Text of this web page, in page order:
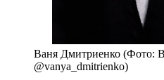
Ваня Дмитриенко (Фото:
@vanya_dmitrienko)